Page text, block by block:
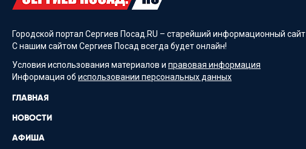
Городской портал Сергиев Посад.RU – старейший информационный
С нашим сайтом Сергиев Посад всегда будет онлайн!
Условия использования материалов и правовая информация
Информация об использовании персональных данных
ГЛАВНАЯ
НОВОСТИ
АФИША